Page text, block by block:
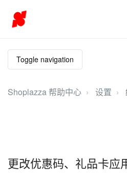
Toggle navigation
Shoplazza 帮助中心 设置
更改优惠码、礼品卡应